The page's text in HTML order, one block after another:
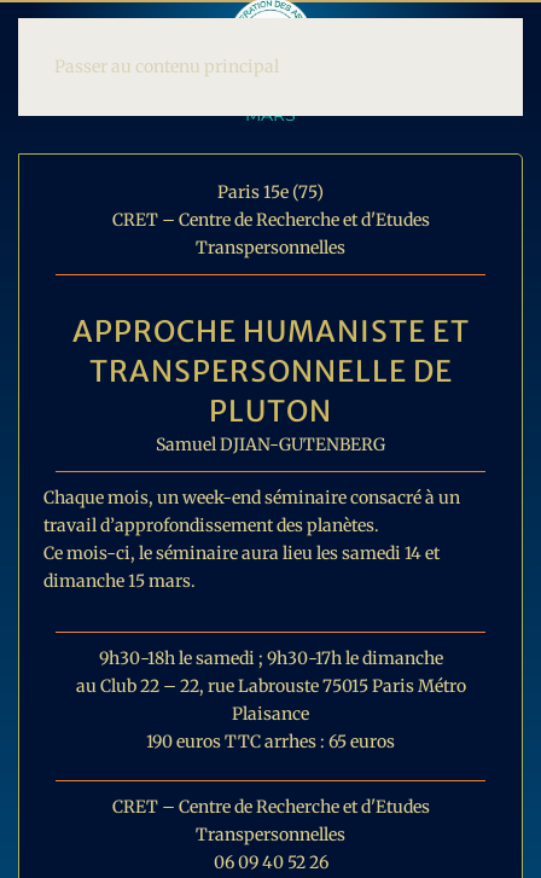
Passer au contenu principal
MARS
Paris 15e (75)
CRET – Centre de Recherche et d'Etudes
Transpersonnelles
APPROCHE HUMANISTE ET
TRANSPERSONNELLE DE
PLUTON
Samuel DJIAN-GUTENBERG
Chaque mois, un week-end séminaire consacré à un
travail d’approfondissement des planètes.
Ce mois-ci, le séminaire aura lieu les samedi 14 et
dimanche 15 mars.
9h30-18h le samedi ; 9h30-17h le dimanche
au Club 22 – 22, rue Labrouste 75015 Paris Métro
Plaisance
190 euros TTC arrhes : 65 euros
CRET – Centre de Recherche et d'Etudes
Transpersonnelles
06 09 40 52 26